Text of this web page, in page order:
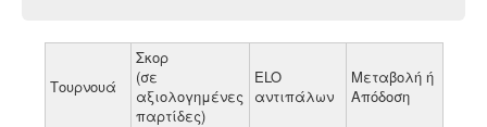
Τουρνουά
Σκορ
(σε
αξιολογημένες
παρτίδες)
ELO
αντιπάλων
Μεταβολή ή
Απόδοση